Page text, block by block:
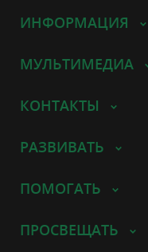
ИНФОРМАЦИЯ
МУЛЬТИМЕДИА
КОНТАКТЫ
РАЗВИВАТЬ
ПОМОГАТЬ
ПРОСВЕЩАТЬ